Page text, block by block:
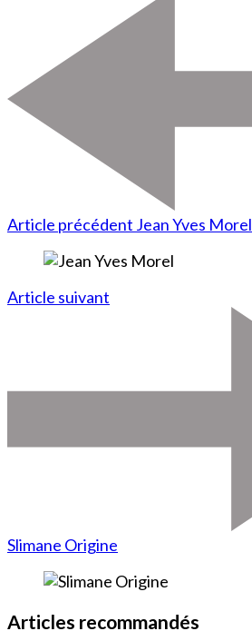
Article précédent Jean Yves Morel
Article suivant
Slimane Origine
Articles recommandés